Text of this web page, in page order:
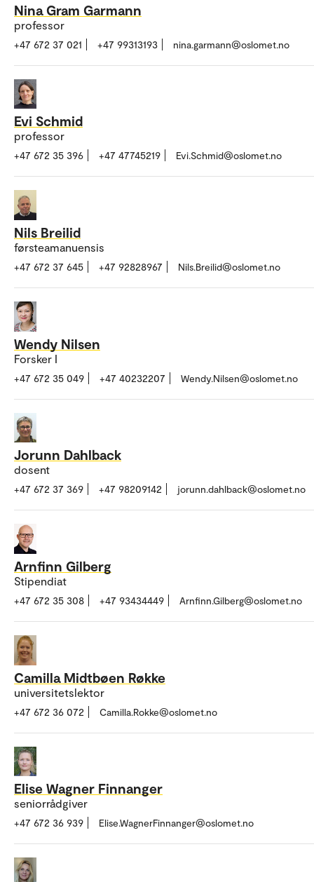
Nina Gram Garmann
professor
+47 672 37 021 +47 99313193 nina.garmann@oslomet.no
Evi Schmid
professor
+47 672 35 396 +47 47745219 Evi.Schmid@oslomet.no
Nils Breilid
førsteamanuensis
+47 672 37 645 +47 92828967 Nils.Breilid@oslomet.no
Wendy Nilsen
Forsker I
+47 672 35 049 +47 40232207 Wendy.Nilsen@oslomet.no
Jorunn Dahlback
dosent
+47 672 37 369 +47 98209142 jorunn.dahlback@oslomet.no
Arnfinn Gilberg
Stipendiat
+47 672 35 308 +47 93434449 Arnfinn.Gilberg@oslomet.no
Camilla Midtbøen Røkke
universitetslektor
+47 672 36 072 Camilla.Rokke@oslomet.no
Elise Wagner Finnanger
seniorrådgiver
+47 672 36 939 Elise.WagnerFinnanger@oslomet.no